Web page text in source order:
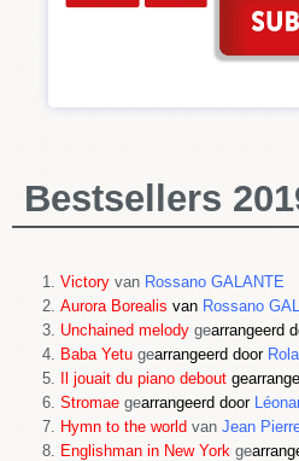
Bestsellers
Victory van Rossano GALANTE
Aurora Borealis van Rossano
Unchained melody gearrangeerd
Baba Yetu gearrangeerd door
Il jouait du piano debout
Stromae gearrangeerd door
Hymn to the world van Jean
Englishman in New York ge